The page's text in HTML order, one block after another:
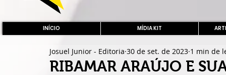
INÍCIO MÍDIA KIT
RIBAMAR ARAÚJO E
Josuel Junior - Editoria 30 de set. de 2023 1 min de